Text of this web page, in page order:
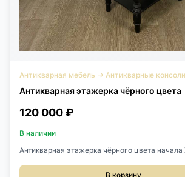
Антикварная мебель → Антикварные
Антикварная этажерка чёрного цвета
120 000 ₽
В наличии
Антикварная этажерка чёрного цвета
яруса.Размер 44х31х122h см.
В корзину